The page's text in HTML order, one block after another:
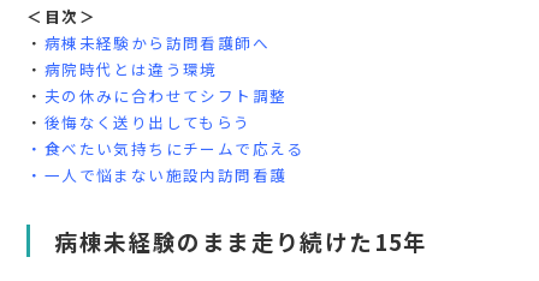
＜目次＞
・ 病棟未経験から訪問看護師へ
・ 病院時代とは違う環境
・ 夫の休みに合わせてシフト調整
・ 後悔なく送り出してもらう
・ 食べたい気持ちにチームで応える
・ 一人で悩まない施設内訪問看護
病棟未経験のまま走り続けた15年